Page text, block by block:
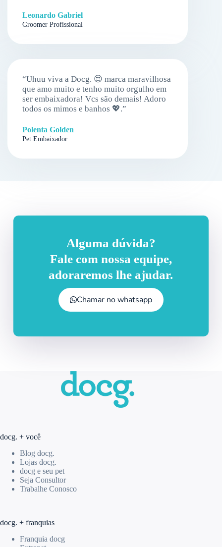
Leonardo Gabriel
Groomer Profissional
“Uhuu viva a Docg. 😍 marca maravilhosa
que amo muito e tenho muito orgulho em
ser embaixadora! Vcs são demais! Adoro
todos os mimos e banhos 💖.”
Polenta Golden
Pet Embaixador
Alguma dúvida?
Fale com nossa equipe,
adoraremos lhe ajudar.
Chamar no whatsapp
docg. + você
Blog docg.
Lojas docg.
docg e seu pet
Seja Consultor
Trabalhe Conosco
docg. + franquias
Franquia docg